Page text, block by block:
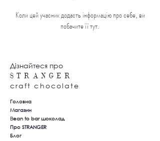
Коли цей учасник додасть інформацію про себе, ви
побачите її тут.
Дізнайтеся про
S T R A N G E R
craft chocolate
Головна
Магазин
Bean to bar шоколад
Про STRANGER
Блог